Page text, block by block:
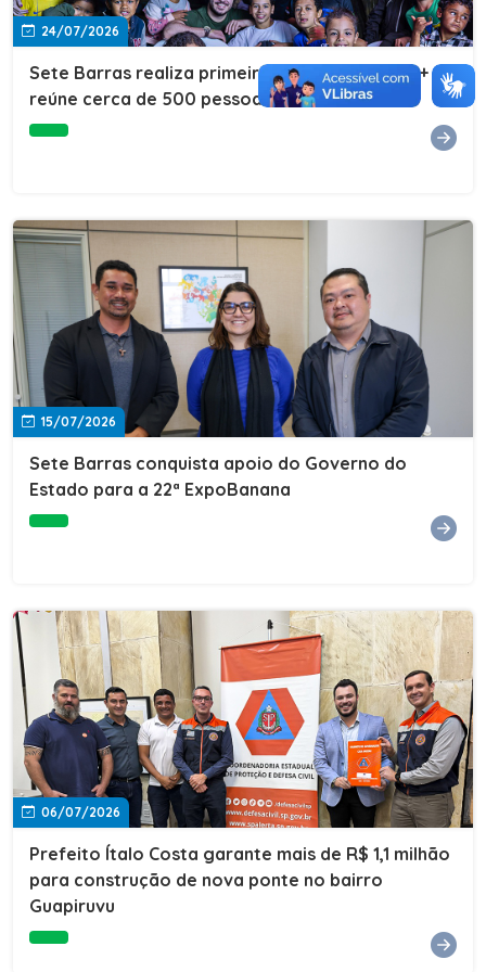
24/07/2026
Sete Barras realiza primeira edição do Cuidar+ e
reúne cerca de 500 pessoas na Vila São João
15/07/2026
Sete Barras conquista apoio do Governo do
Estado para a 22ª ExpoBanana
06/07/2026
Prefeito Ítalo Costa garante mais de R$ 1,1 milhão
para construção de nova ponte no bairro
Guapiruvu